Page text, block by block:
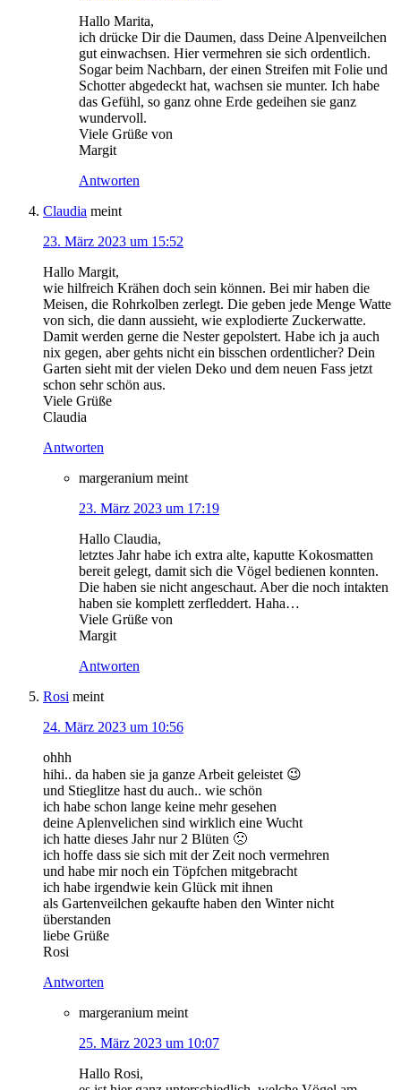
Hallo Marita,
ich drücke Dir die Daumen, dass Deine Alpenveilchen
gut einwachsen. Hier vermehren sie sich ordentlich.
Sogar beim Nachbarn, der einen Streifen mit Folie und
Schotter abgedeckt hat, wachsen sie munter. Ich habe
das Gefühl, so ganz ohne Erde gedeihen sie ganz
wundervoll.
Viele Grüße von
Margit
Antworten
Claudia meint
23. März 2023 um 15:52
Hallo Margit,
wie hilfreich Krähen doch sein können. Bei mir haben die
Meisen, die Rohrkolben zerlegt. Die geben jede Menge Watte
von sich, die dann aussieht, wie explodierte Zuckerwatte.
Damit werden gerne die Nester gepolstert. Habe ich ja auch
nix gegen, aber gehts nicht ein bisschen ordentlicher? Dein
Garten sieht mit der vielen Deko und dem neuen Fass jetzt
schon sehr schön aus.
Viele Grüße
Claudia
Antworten
margeranium meint
23. März 2023 um 17:19
Hallo Claudia,
letztes Jahr habe ich extra alte, kaputte Kokosmatten
bereit gelegt, damit sich die Vögel bedienen konnten.
Die haben sie nicht angeschaut. Aber die noch intakten
haben sie komplett zerfleddert. Haha…
Viele Grüße von
Margit
Antworten
Rosi meint
24. März 2023 um 10:56
ohhh
hihi.. da haben sie ja ganze Arbeit geleistet 😉
und Stieglitze hast du auch.. wie schön
ich habe schon lange keine mehr gesehen
deine Aplenvelichen sind wirklich eine Wucht
ich hatte dieses Jahr nur 2 Blüten 🙁
ich hoffe dass sie sich mit der Zeit noch vermehren
und habe mir noch ein Töpfchen mitgebracht
ich habe irgendwie kein Glück mit ihnen
als Gartenveilchen gekaufte haben den Winter nicht
überstanden
liebe Grüße
Rosi
Antworten
margeranium meint
25. März 2023 um 10:07
Hallo Rosi,